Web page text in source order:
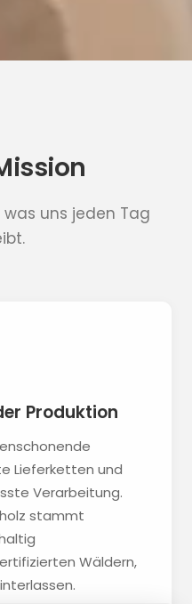
uns jeden Tag
Produktion
Lieferketten und
Verarbeitung.
stammt
Wäldern,